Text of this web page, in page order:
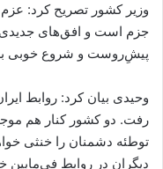
وزیر کشور تصریح کرد:
جزم است و افق‌های
پیشِ‌روست و شروع خوبی
وحیدی بیان کرد: روابط
رفت. دو کشور کنار هم
توطئه دشمنان را خنثی
دیگران در روابط فی‌مابین